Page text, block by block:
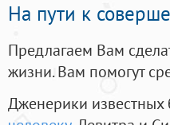
На пути к
Предлагаем Вам
жизни. Вам помогут
Дженерики известных